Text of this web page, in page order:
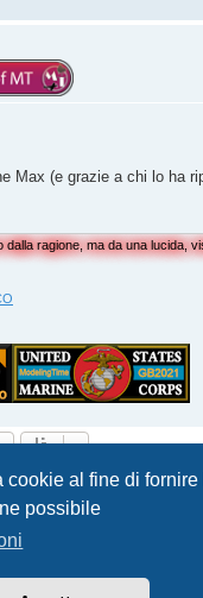
cookie al fine di fornire
possibile
Max (e grazie a chi lo ha
dalla ragione, ma da una lucida,
6 messaggi • Pagina1 di1